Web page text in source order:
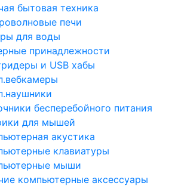
бытовая техника
печи
для воды
принадлежности
и USB хабы
бесперебойного питания
для мышей
акустика
клавиатуры
мыши
компьютерные аксессуары